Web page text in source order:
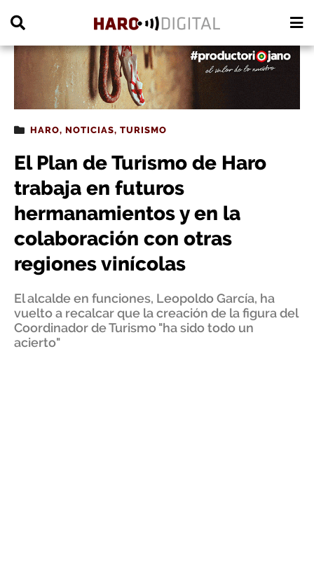
HARO, NOTICIAS, TURISMO
El Plan de Turismo de Haro
trabaja en futuros
hermanamientos y en la
colaboración con otras
regiones vinícolas
El alcalde en funciones, Leopoldo García, ha
vuelto a recalcar que la creación de la figura del
Coordinador de Turismo "ha sido todo un
acierto"